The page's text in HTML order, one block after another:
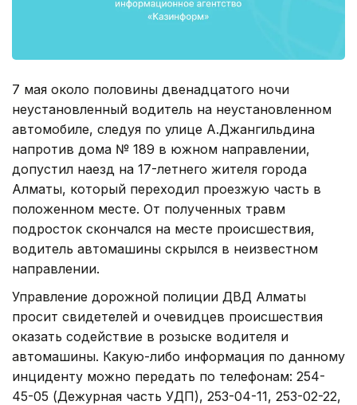
7 мая около половины двенадцатого ночи
неустановленный водитель на неустановленном
автомобиле, следуя по улице А.Джангильдина
напротив дома № 189 в южном направлении,
допустил наезд на 17-летнего жителя города
Алматы, который переходил проезжую часть в
положенном месте. От полученных травм
подросток скончался на месте происшествия,
водитель автомашины скрылся в неизвестном
направлении.
Управление дорожной полиции ДВД Алматы
просит свидетелей и очевидцев происшествия
оказать содействие в розыске водителя и
автомашины. Какую-либо информация по данному
инциденту можно передать по телефонам: 254-
45-05 (Дежурная часть УДП), 253-04-11, 253-02-22,